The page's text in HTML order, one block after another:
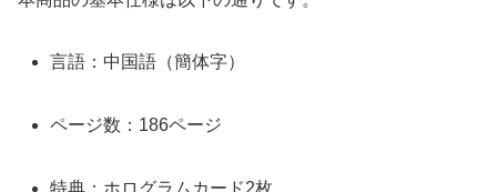
言語：中国語（簡体字）
ページ数：186ページ
特典：ホログラムカード2枚